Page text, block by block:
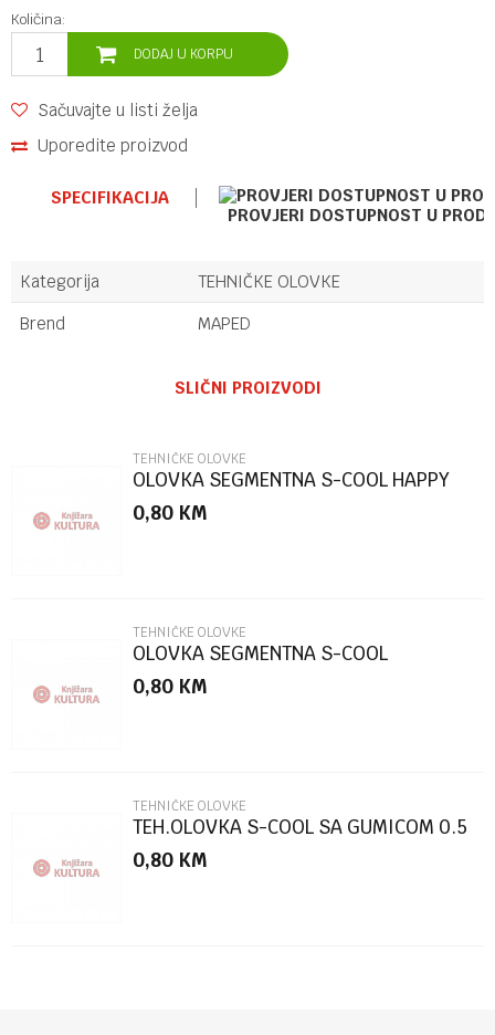
Količina:
DODAJ U KORPU
Sačuvajte u listi želja
Uporedite proizvod
SPECIFIKACIJA
PROVJERI DOSTUPNOST U
Kategorija
TEHNIČKE OLOVKE
Brend
MAPED
Poruka
POŠALJI
SLIČNI PROIZVODI
TEHNIČKE OLOVKE
OLOVKA SEGMENTNA S-COOL HAPPY
CLAPPING 2.00MM 1/32 SC3494
0,80 KM
TEHNIČKE OLOVKE
OLOVKA SEGMENTNA S-COOL
DIAMOND 2.00MM 1/32 SC3495
0,80 KM
TEHNIČKE OLOVKE
TEH.OLOVKA S-COOL SA GUMICOM 0.5
1/40 SC3493
0,80 KM